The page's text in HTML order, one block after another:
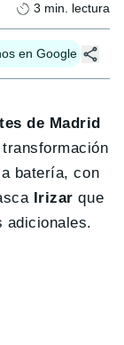
3 min. lectura
en Google
de Madrid
batería, con
Irizar que
adicionales.